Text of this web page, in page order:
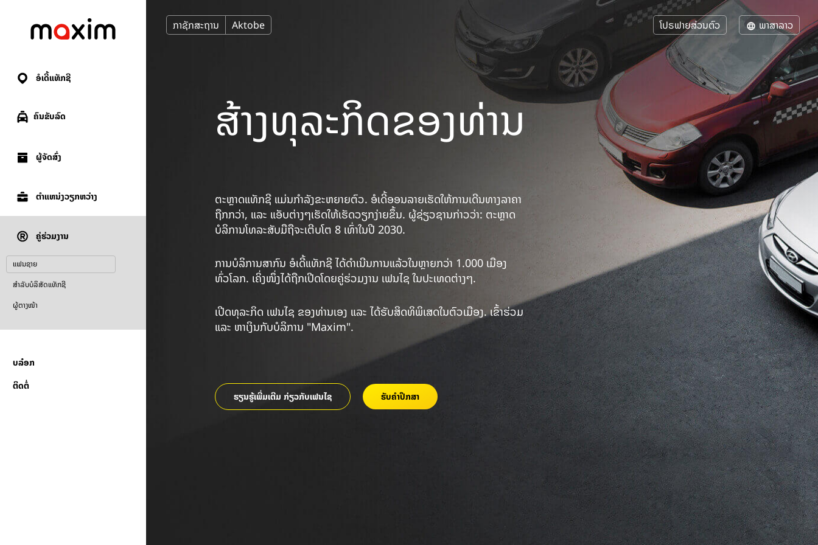
ອໍເດີ້ແທັກຊີ
ຄົນຂັບລົດ
ຜູ້ຈັດສົ່ງ
ຕໍາ​ແຫນ່ງ​ວຽກ​ຫວ່າງ
ຄູ່ຮ່ວມງານ
ແຟນຊາຍ
ສຳລັບບໍລິສັດແທັກຊີ
ຜູ້ຕາງໜ້າ
ບລ໋ອກ
ຕິດຕໍ່
ກາຊັກສະຖານ Aktobe ໂປຣຟາຍສ່ວນຕົວ ພາສາລາວ
ສ້າງທຸລະກິດຂອງທ່ານ
ຕະຫຼາດແທັກຊີ ແມ່ນກຳລັງຂະຫຍາຍຕົວ. ອໍເດີ້ອອນລາຍເຮັດໃຫ້ການເດີນທາງລາຄາ
ຖືກກວ່າ, ແລະ ແອັບຕ່າງໆເຮັດໃຫ້ເຮັດວຽກງ່າຍຂຶ້ນ. ຜູ້ຊ່ຽວຊານກ່າວວ່າ: ຕະຫຼາດ
ບໍລິການໂທລະສັບມືຖືຈະເຕີບໂຕ 8 ເທົ່າໃນປີ 2030.
ການບໍລິການສາກົນ ອໍເດີ້ແທັກຊີ ໄດ້ດໍາເນີນການແລ້ວໃນຫຼາຍກວ່າ 1.000 ເມືອງ
ທົ່ວໂລກ. ເຄິ່ງໜຶ່ງໄດ້ຖືກເປີດໂດຍຄູ່ຮ່ວມງານ ເຟນໄຊ ໃນປະເທດຕ່າງໆ.
ເປີດທຸລະກິດ ເຟນໄຊ ຂອງທ່ານເອງ ແລະ ໄດ້ຮັບສິດທິພິເສດໃນຕົວເມືອງ. ເຂົ້າຮ່ວມ
ແລະ ຫາເງິນກັບບໍລິການ "Maxim".
ຮຽນຮູ້ເພີ່ມເຕີມ ກ່ຽວກັບເຟນໄຊ ຮັບຄໍາປຶກສາ